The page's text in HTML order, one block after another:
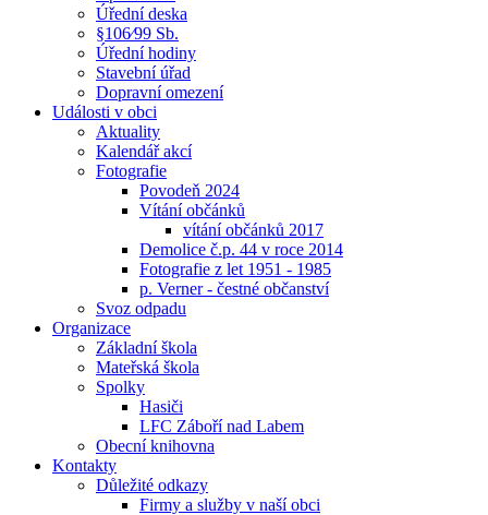
Úřední deska
§106⁄99 Sb.
Úřední hodiny
Stavební úřad
Dopravní omezení
Události v obci
Aktuality
Kalendář akcí
Fotografie
Povodeň 2024
Vítání občánků
vítání občánků 2017
Demolice č.p. 44 v roce 2014
Fotografie z let 1951 - 1985
p. Verner - čestné občanství
Svoz odpadu
Organizace
Základní škola
Mateřská škola
Spolky
Hasiči
LFC Záboří nad Labem
Obecní knihovna
Kontakty
Důležité odkazy
Firmy a služby v naší obci